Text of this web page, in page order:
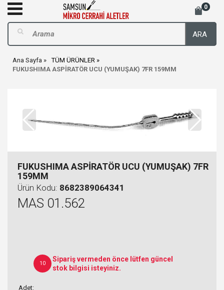
0
ARA
Ana Sayfa
TÜM ÜRÜNLER
FUKUSHIMA ASPİRATÖR UCU (YUMUŞAK) 7FR 159MM
FUKUSHIMA ASPİRATÖR UCU (YUMUŞAK) 7FR
159MM
Ürün Kodu: 8682389064341
MAS 01.562
10
Sipariş vermeden önce lütfen güncel
stok bilgisi isteyiniz.
Adet: